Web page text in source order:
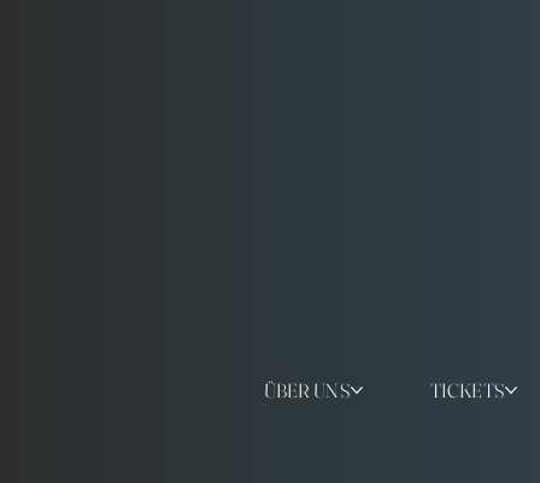
ÜBER UNS TICKETS